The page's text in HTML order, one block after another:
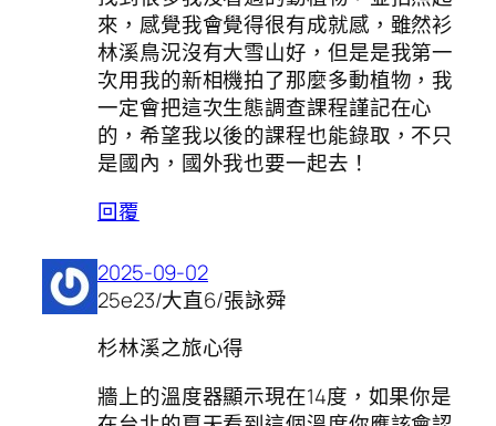
來，感覺我會覺得很有成就感，雖然衫
林溪鳥況沒有大雪山好，但是是我第一
次用我的新相機拍了那麼多動植物，我
一定會把這次生態調查課程謹記在心
的，希望我以後的課程也能錄取，不只
是國內，國外我也要一起去！
回覆
2025-09-02
25e23/大直6/張詠舜
杉林溪之旅心得
牆上的溫度器顯示現在14度，如果你是